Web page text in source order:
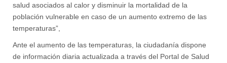
salud asociados al calor y disminuir la mortalidad de la
población vulnerable en caso de un aumento extremo de las
temperaturas”,
Ante el aumento de las temperaturas, la ciudadanía dispone
de información diaria actualizada a través del Portal de Salud